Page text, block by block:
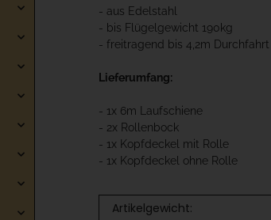
- aus Edelstahl
- bis Flügelgewicht 190kg
- freitragend bis 4,2m Durchfahrt
Lieferumfang:
- 1x 6m Laufschiene
- 2x Rollenbock
- 1x Kopfdeckel mit Rolle
- 1x Kopfdeckel ohne Rolle
Artikelgewicht: